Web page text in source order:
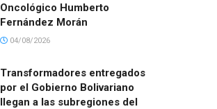
Oncológico Humberto
Fernández Morán
04/08/2026
Transformadores entregados
por el Gobierno Bolivariano
llegan a las subregiones del